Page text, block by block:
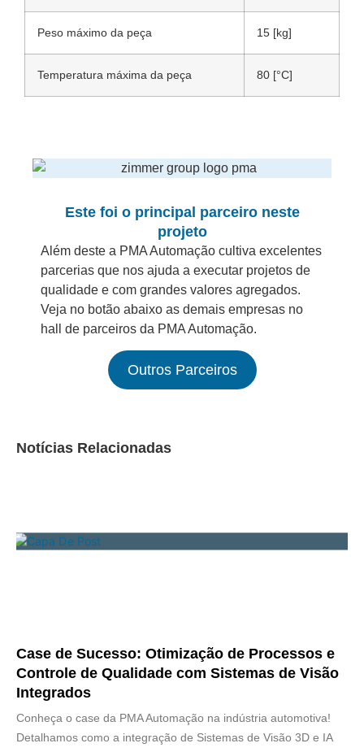
Peso máximo da peça 15 [kg]
Temperatura máxima da peça 80 [°C]
Este foi o principal parceiro neste
projeto
Além deste a PMA Automação cultiva excelentes
parcerias que nos ajuda a executar projetos de
qualidade e com grandes valores agregados.
Veja no botão abaixo as demais empresas no
hall de parceiros da PMA Automação.
Outros Parceiros
Notícias Relacionadas
Case de Sucesso: Otimização de Processos e
Controle de Qualidade com Sistemas de Visão
Integrados
Conheça o case da PMA Automação na indústria automotiva!
Detalhamos como a integração de Sistemas de Visão 3D e IA